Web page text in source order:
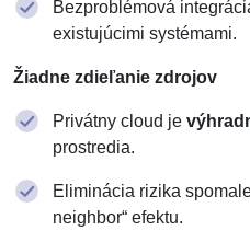
Bezproblémová
existujúcimi systémami.
Žiadne zdieľanie zdrojov
Privátny cloud je
prostredia.
Eliminácia rizika
neighbor“ efektu.